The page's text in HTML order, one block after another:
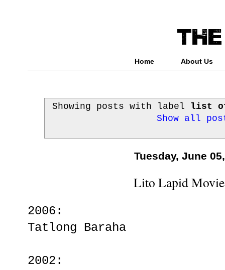
Home About Us
Showing posts with label list
Show all
Tuesday, June
Lito Lapid
2006:
Tatlong Baraha
2002: